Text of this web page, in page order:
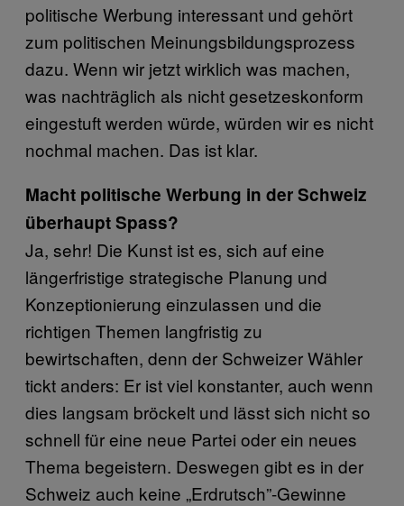
politische Werbung interessant und gehört
zum politischen Meinungsbildungsprozess
dazu. Wenn wir jetzt wirklich was machen,
was nachträglich als nicht gesetzeskonform
eingestuft werden würde, würden wir es nicht
nochmal machen. Das ist klar.
Macht politische Werbung in der Schweiz
überhaupt Spass?
Ja, sehr! Die Kunst ist es, sich auf eine
längerfristige strategische Planung und
Konzeptionierung einzulassen und die
richtigen Themen langfristig zu
bewirtschaften, denn der Schweizer Wähler
tickt anders: Er ist viel konstanter, auch wenn
dies langsam bröckelt und lässt sich nicht so
schnell für eine neue Partei oder ein neues
Thema begeistern. Deswegen gibt es in der
Schweiz auch keine „Erdrutsch”-Gewinne